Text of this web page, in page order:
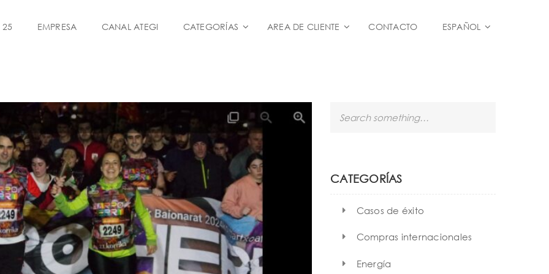
25 EMPRESA CANAL ATEGI CATEGORÍAS AREA DE CLIENTE CONTACTO ESPAÑOL
h
CATEGORÍAS
Casos de éxito
Compras internacionales
Energía